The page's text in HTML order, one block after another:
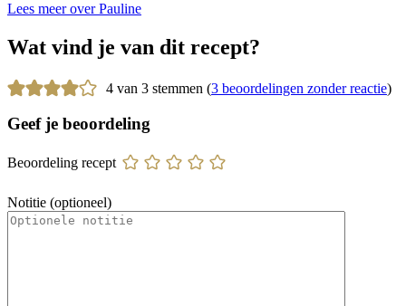
Lees meer over Pauline
Wat vind je van dit recept?
4 van 3 stemmen (3 beoordelingen zonder reactie)
Geef je beoordeling
Beoordeling recept
Notitie (optioneel)